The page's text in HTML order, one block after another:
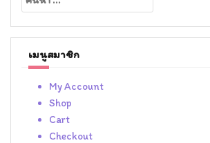
สำหรับ:
เมนูสมาชิก
My Account
Shop
Cart
Checkout